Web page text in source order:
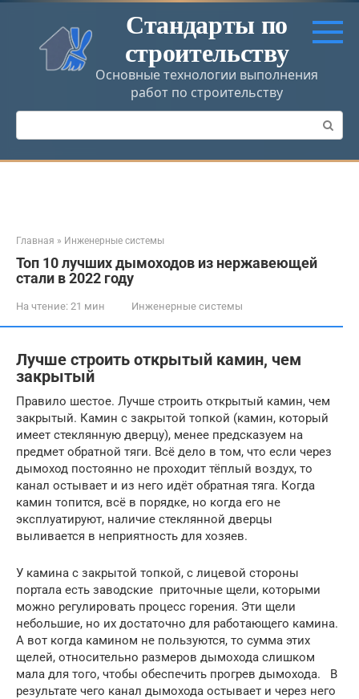
Перейти
контенту
Стандарты по
строительству
Основные технологии выполнения
работ по строительству
Поиск:
Главная » Инженерные системы
Топ 10 лучших дымоходов из нержавеющей
стали в 2022 году
На чтение: 21 мин Инженерные системы
Лучше строить открытый камин, чем
закрытый
Правило шестое. Лучше строить открытый камин, чем
закрытый. Камин с закрытой топкой (камин, который
имеет стеклянную дверцу), менее предсказуем на
предмет обратной тяги. Всё дело в том, что если через
дымоход постоянно не проходит тёплый воздух, то
канал остывает и из него идёт обратная тяга. Когда
камин топится, всё в порядке, но когда его не
эксплуатируют, наличие стеклянной дверцы
выливается в неприятность для хозяев.
У камина с закрытой топкой, с лицевой стороны
портала есть заводские приточные щели, которыми
можно регулировать процесс горения. Эти щели
небольшие, но их достаточно для работающего камина.
А вот когда камином не пользуются, то сумма этих
щелей, относительно размеров дымохода слишком
мала для того, чтобы обеспечить прогрев дымохода. В
результате чего канал дымохода остывает и через него